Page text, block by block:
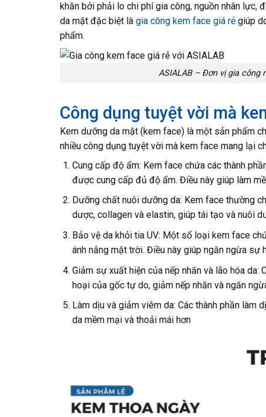
khăn bởi phải lo chi phí gia công, nguồn nhân
da mặt đặc biệt là gia công kem face giá rẻ giúp
phẩm.
ASIALAB – Đơn vị gia công
Công dụng tuyệt vời mà
Kem dưỡng da mặt (kem face) là một sản phẩm
nhiều công dụng tuyệt vời mà kem face mang lại
Cung cấp độ ẩm: Kem face chứa các thành
được cung cấp đủ độ ẩm. Điều này giúp làm
Dưỡng chất nuôi dưỡng da: Kem face thường
dược, collagen và elastin, giúp tái tạo và nuôi
Bảo vệ da khỏi tia UV: Một số loại kem face
ánh nắng mặt trời. Điều này giúp ngăn ngừa sự
Giảm sự xuất hiện của nếp nhăn và lão hóa
hoại của gốc tự do, giảm nếp nhăn và ngăn
Làm dịu và giảm viêm da: Các thành phần làm
da mềm mại và thoải mái hơn